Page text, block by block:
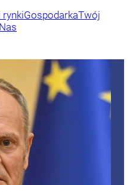
rynkiGospodarkaTwój